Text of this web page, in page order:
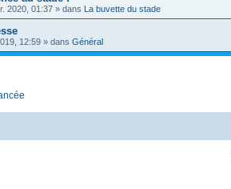
2020, 01:37 » dans La buvette du stade
12:59 » dans Général